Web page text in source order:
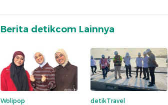
Berita detikcom Lainnya
Wolipop detikTravel